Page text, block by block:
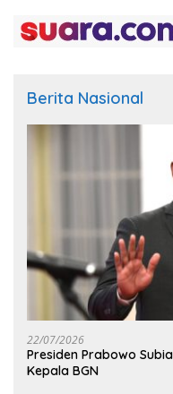
Berita Nasional
22/07/2026
Presiden Prabowo
Kepala BGN